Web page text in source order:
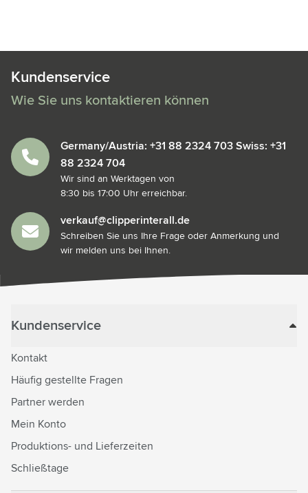
Kundenservice
Wie Sie uns kontaktieren können
Germany/Austria: +31 88 2324 703 Swiss: +31
88 2324 704
Wir sind an Werktagen von
8:30 bis 17:00 Uhr erreichbar.
verkauf@clipperinterall.de
Schreiben Sie uns Ihre Frage oder Anmerkung und
wir melden uns bei Ihnen.
Kundenservice
Kontakt
Häufig gestellte Fragen
Partner werden
Mein Konto
Produktions- und Lieferzeiten
Schließtage